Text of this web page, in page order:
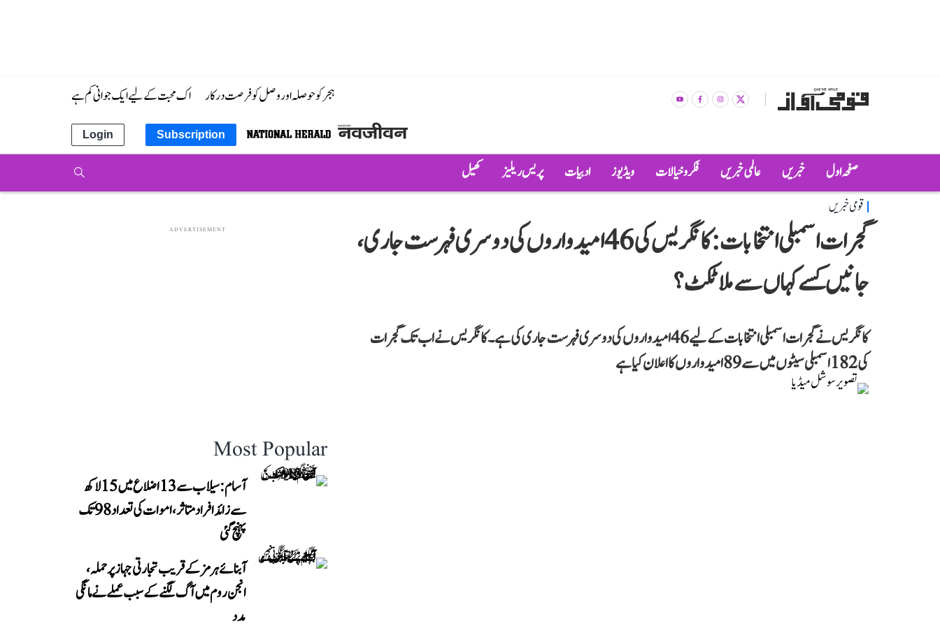
ہجر کو حوصلہ اور وصل کو فرصت درکار اک محبت کے لیے ایک جوانی کم ہے
Subscription
Login
صفحہ اول خبریں عالمی خبریں فکر و خیالات ویڈیوز ادبیات پریس ریلیز کھیل
قومی خبریں
گجرات اسمبلی انتخابات: کانگریس کی 46 امیدواروں کی دوسری فہرست جاری،
جانیں کسے کہاں سے ملا ٹکٹ؟
کانگریس نے گجرات اسمبلی انتخابات کے لیے 46 امیدواروں کی دوسری فہرست جاری کی ہے۔ کانگریس نے اب تک گجرات
کی 182 اسمبلی سیٹوں میں سے 89 امیدواروں کا اعلان کیا ہے
ADVERTISEMENT
Most Popular
آسام: سیلاب سے 13 اضلاع میں 15 لاکھ
سے زائد افراد متاثر، اموات کی تعداد 98 تک
پہنچ گئی
آبنائے ہرمز کے قریب تجارتی جہاز پر حملہ،
انجن روم میں آگ لگنے کے سبب عملے نے مانگی
مدد